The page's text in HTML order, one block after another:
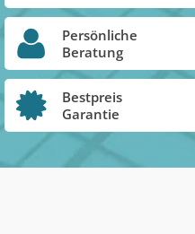
Persönliche
Beratung
Bestpreis
Garantie